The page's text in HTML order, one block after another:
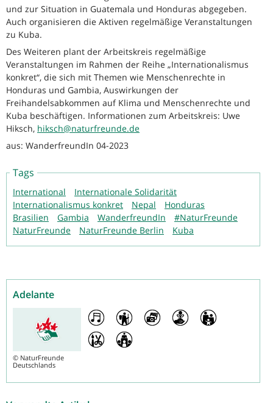
und zur Situation in Guatemala und Honduras abgegeben.
Auch organisieren die Aktiven regelmäßige Veranstaltungen
zu Kuba.
Des Weiteren plant der Arbeitskreis regelmäßige
Veranstaltungen im Rahmen der Reihe „Internationalismus
konkret“, die sich mit Themen wie Menschenrechte in
Honduras und Gambia, Auswirkungen der
Freihandelsabkommen auf Klima und Menschenrechte und
Kuba beschäftigen. Informationen zum Arbeitskreis: Uwe
Hiksch, hiksch@naturfreunde.de
aus: WanderfreundIn 04-2023
Tags
International
Internationale Solidarität
Internationalismus konkret
Nepal
Honduras
Brasilien
Gambia WanderfreundIn
#NaturFreunde
NaturFreunde
NaturFreunde Berlin Kuba
Adelante
© NaturFreunde
Deutschlands